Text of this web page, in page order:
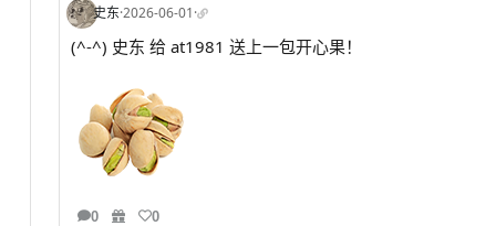
史东·2026-06-01·
(^-^) 史东 给 at1981 送上一包开心果！
0 0